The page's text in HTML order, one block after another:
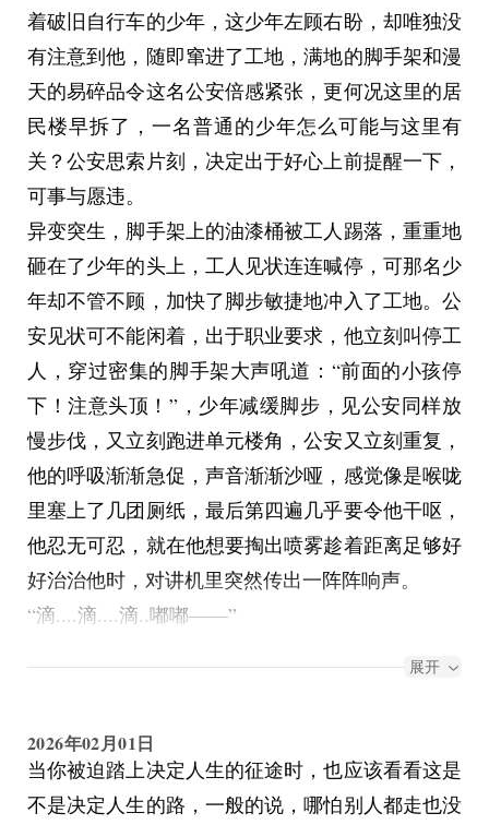
味，慢慢地等了下去。
着破旧自行车的少年，这少年左顾右盼，却唯独没
有注意到他，随即窜进了工地，满地的脚手架和漫
天的易碎品令这名公安倍感紧张，更何况这里的居
民楼早拆了，一名普通的少年怎么可能与这里有
关？公安思索片刻，决定出于好心上前提醒一下，
可事与愿违。
异变突生，脚手架上的油漆桶被工人踢落，重重地
砸在了少年的头上，工人见状连连喊停，可那名少
年却不管不顾，加快了脚步敏捷地冲入了工地。公
安见状可不能闲着，出于职业要求，他立刻叫停工
人，穿过密集的脚手架大声吼道：“前面的小孩停
下！注意头顶！”，少年减缓脚步，见公安同样放
慢步伐，又立刻跑进单元楼角，公安又立刻重复，
他的呼吸渐渐急促，声音渐渐沙哑，感觉像是喉咙
里塞上了几团厕纸，最后第四遍几乎要令他干呕，
他忍无可忍，就在他想要掏出喷雾趁着距离足够好
好治治他时，对讲机里突然传出一阵阵响声。
“滴....滴....滴..嘟嘟——”
真是气不打一出来，公安想着，一面要照顾这个不
知死活的小孩，另一面还要去管什么病，可立刻他
展开
2026年02月01日
当你被迫踏上决定人生的征途时，也应该看看这是
不是决定人生的路，一般的说，哪怕别人都走也没